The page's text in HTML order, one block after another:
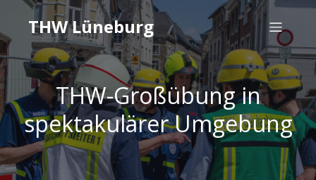
THW Lüneburg
THW-Großübung in
spektakulärer Umgebung